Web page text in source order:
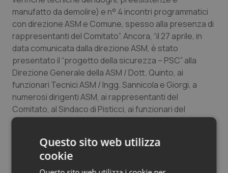
manufatto da demolire) e n° 4 incontri programmatici
con direzione ASM e Comune, spesso alla presenza di
rappresentanti del Comitato”. Ancora, “il 27 aprile, in
data comunicata dalla direzione ASM, è stato
presentato il “progetto della sicurezza – PSC” alla
Direzione Generale della ASM / Dott. Quinto, ai
funzionari Tecnici ASM / Ingg. Sannicola e Giorgi, a
numerosi dirigenti ASM, ai rappresentanti del
Comitato, al Sindaco di Pisticci, ai funzionari del
Comune di Pisticci” e “con nota del 29 aprile il Dott.
complimentava con l’ing. Sassone riguardo al lavoro
svolto e lo approvava”.
Questo sito web utilizza
cookie